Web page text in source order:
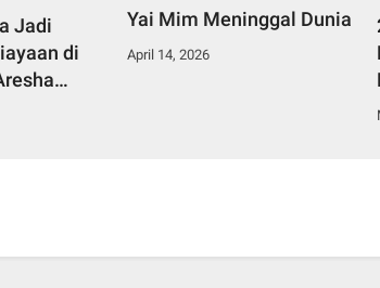
Jadi
di
Tak
Yai Mim Meninggal Dunia
April 14, 2026